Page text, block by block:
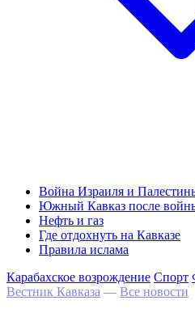
Война Израиля и
Южный Кавказ после
Нефть и газ
Где отдохнуть на Кавказе
Правила ислама
Карабахское возрождение Спорт
Вестник Кавказа — Все новости